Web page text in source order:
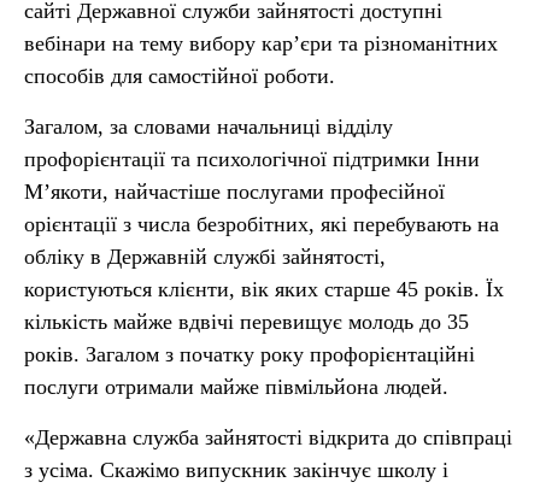
сайті Державної служби зайнятості доступні
вебінари на тему вибору кар’єри та різноманітних
способів для самостійної роботи.
Загалом, за словами начальниці відділу
профорієнтації та психологічної підтримки Інни
М’якоти, найчастіше послугами професійної
орієнтації з числа безробітних, які перебувають на
обліку в Державній службі зайнятості,
користуються клієнти, вік яких старше 45 років. Їх
кількість майже вдвічі перевищує молодь до 35
років. Загалом з початку року профорієнтаційні
послуги отримали майже півмільйона людей.
«Державна служба зайнятості відкрита до співпраці
з усіма. Скажімо випускник закінчує школу і